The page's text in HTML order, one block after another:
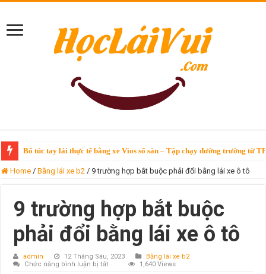
Bổ túc tay lái thực tế bằng xe Vios số sàn – Tập chạy đường trường từ
Home / Bằng lái xe b2 / 9 trường hợp bắt buộc phải đổi bằng lái xe ô tô
9 trường hợp bắt buộc
phải đổi bằng lái xe ô tô
admin 12 Tháng Sáu, 2023
Bằng lái xe b2
Chức năng bình luận bị tắt
1,640 Views